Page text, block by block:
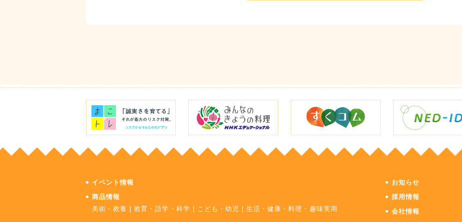
イベント情報
商品情報
美術・教養
|教育・語学・科学 こども・幼児 |生活・健康・料理・趣味実用
お知らせ
採用情報
会社情報